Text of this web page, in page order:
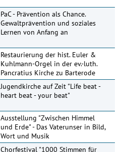
PaC - Prävention als Chance.
Gewaltprävention und soziales
Lernen von Anfang an
Restaurierung der hist. Euler &
Kuhlmann-Orgel in der ev.-luth.
Pancratius Kirche zu Barterode
Jugendkirche auf Zeit "Life beat -
heart beat - your beat"
Ausstellung "Zwischen Himmel
und Erde" - Das Vaterunser in Bild,
Wort und Musik
Chorfestival "1000 Stimmen für